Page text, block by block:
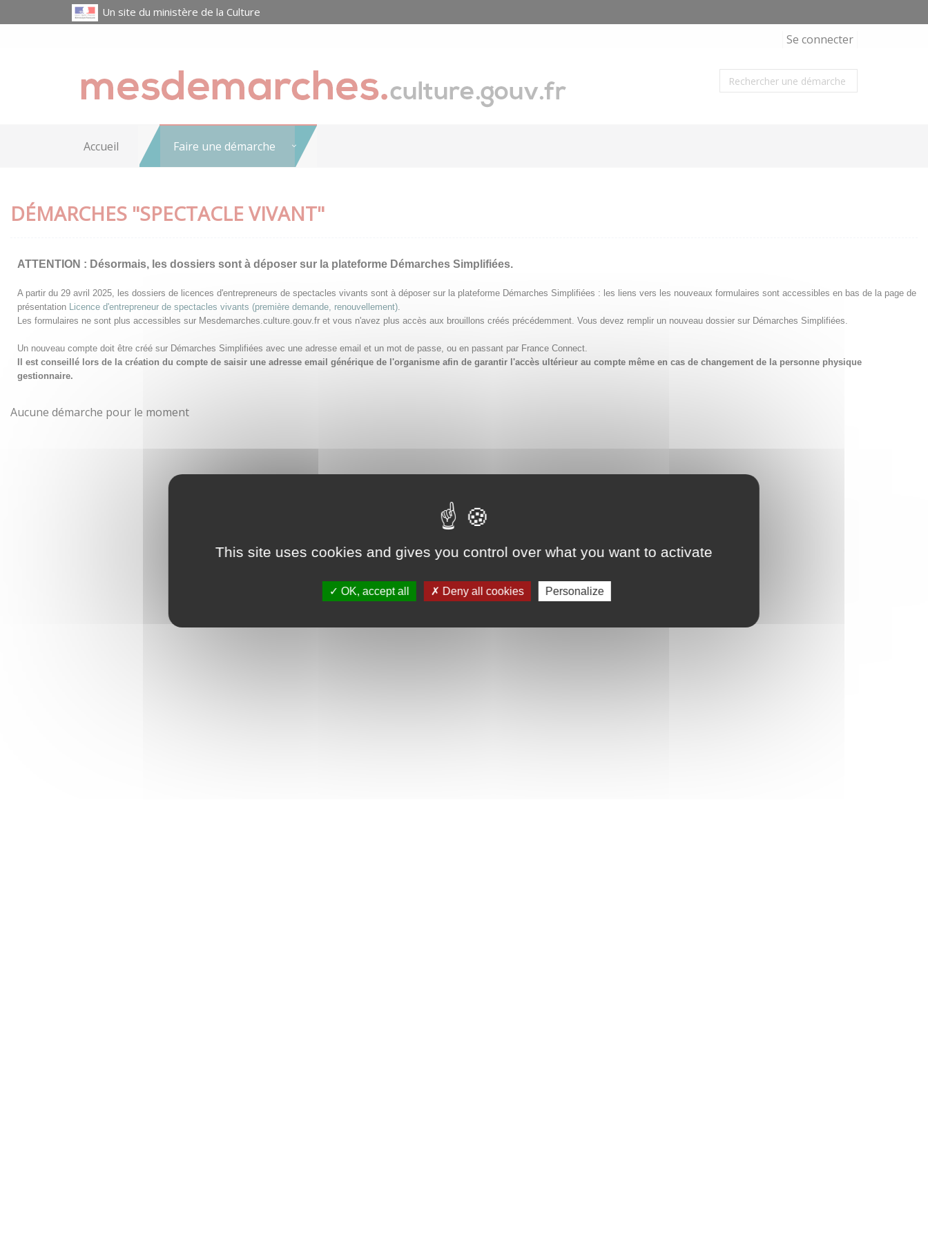
This site uses cookies and gives you control over what you want to activate
OK, accept all Deny all cookies Personalize
Un site du ministère de la Culture
Se connecter
Accueil Faire une démarche
DÉMARCHES "SPECTACLE VIVANT"
ATTENTION : Désormais, les dossiers sont à déposer sur la plateforme Démarches Simplifiées.
A partir du 29 avril 2025, les dossiers de licences d'entrepreneurs de spectacles vivants sont à déposer sur la plateforme Démarches Simplifiées : les liens vers les nouveaux formulaires sont accessibles en bas de la page de
présentation Licence d'entrepreneur de spectacles vivants (première demande, renouvellement).
Les formulaires ne sont plus accessibles sur Mesdemarches.culture.gouv.fr et vous n'avez plus accès aux brouillons créés précédemment. Vous devez remplir un nouveau dossier sur Démarches Simplifiées.
Un nouveau compte doit être créé sur Démarches Simplifiées avec une adresse email et un mot de passe, ou en passant par France Connect.
Il est conseillé lors de la création du compte de saisir une adresse email générique de l'organisme afin de garantir l'accès ultérieur au compte même en cas de changement de la personne physique
gestionnaire.
Aucune démarche pour le moment